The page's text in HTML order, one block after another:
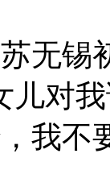
无
儿对
我不